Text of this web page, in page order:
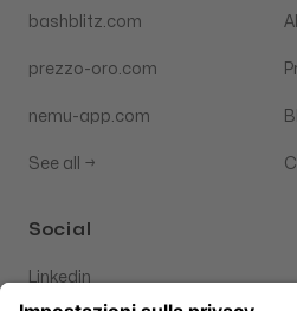
bashblitz.com
prezzo-oro.com
nemu-app.com
See all →
Social
Linkedin